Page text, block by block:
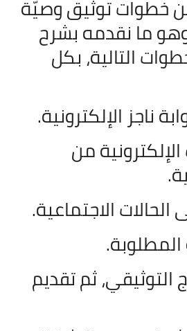
خطوات توثيق وصيّة
وهو ما نقدمه بشرح
التالية، بكل
ناجز الإلكترونية.
من
.
الحالات الاجتماعية.
المطلوبة.
التوثيقي، ثم تقديم